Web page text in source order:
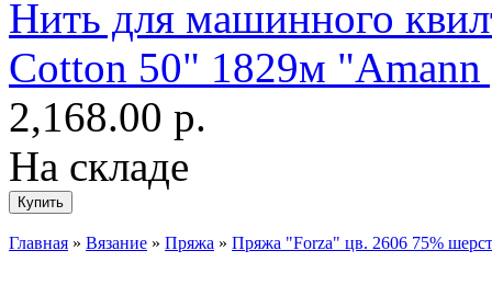
Нить для машинного
Cotton 50" 1829м
2,168.00 р.
На складе
Главная » Вязание » Пряжа » Пряжа "Forza" цв. 2606 75%